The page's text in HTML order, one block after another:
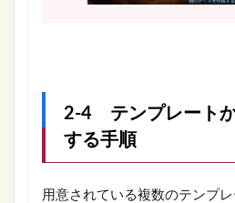
2-4 テンプレート
する手順
用意されている複数のテンプ